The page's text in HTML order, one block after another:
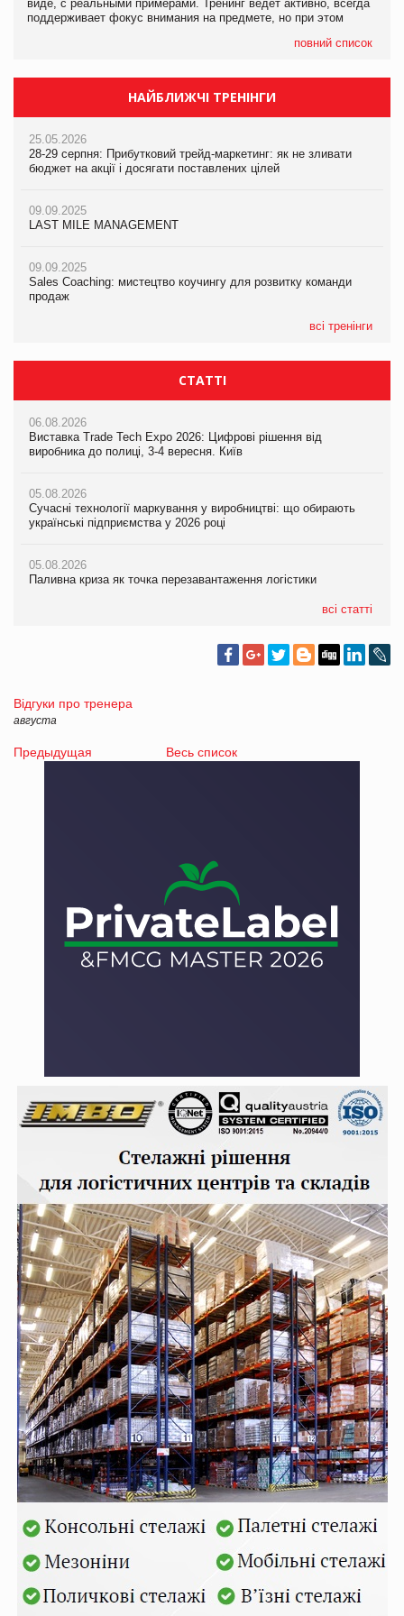
виде, с реальными примерами. Тренинг ведет активно, всегда
поддерживает фокус внимания на предмете, но при этом
повний список
НАЙБЛИЖЧІ ТРЕНІНГИ
25.05.2026
28-29 серпня: Прибутковий трейд-маркетинг: як не зливати
бюджет на акції і досягати поставлених цілей
09.09.2025
LAST MILE MANAGEMENT
09.09.2025
Sales Coaching: мистецтво коучингу для розвитку команди
продаж
всі тренінги
СТАТТІ
06.08.2026
Виставка Trade Tech Expo 2026: Цифрові рішення від
виробника до полиці, 3-4 вересня. Київ
05.08.2026
Сучасні технології маркування у виробництві: що обирають
українські підприємства у 2026 році
05.08.2026
Паливна криза як точка перезавантаження логістики
всі статті
Відгуки про тренера
августа
Предыдущая Весь список